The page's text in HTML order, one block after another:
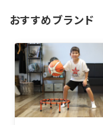
おすすめブランド